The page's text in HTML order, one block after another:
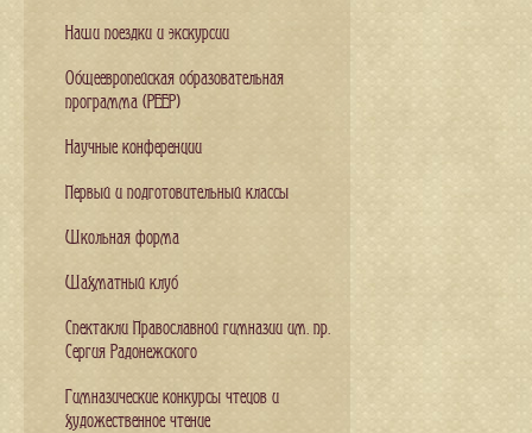
Наши поездки и экскурсии
Общеевропейская образовательная
программа (PEEP)
Научные конференции
Первый и подготовительный классы
Школьная форма
Шахматный клуб
Спектакли Православной гимназии им. пр.
Сергия Радонежского
Гимназические конкурсы чтецов и
художественное чтение